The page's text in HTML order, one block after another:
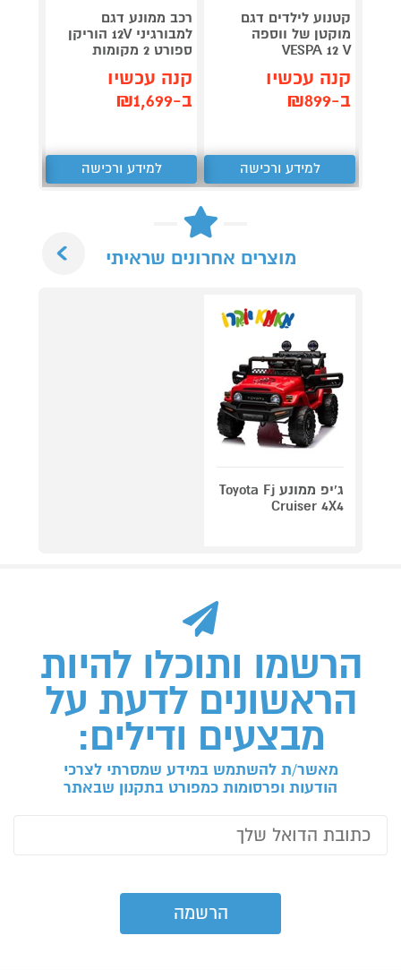
קטנוע לילדים דגם
מוקטן של ווספה
VESPA 12 V
קנה עכשיו
ב-₪899
למידע ורכישה
רכב ממונע דגם
למבורגיני 12V הוריקן
ספורט 2 מקומות
קנה עכשיו
ב-₪1,699
למידע ורכישה
מוצרים אחרונים שראיתי
ג'יפ ממונע Toyota Fj
Cruiser 4X4
הרשמו ותוכלו להיות
הראשונים לדעת על
מבצעים ודילים:
מאשר/ת להשתמש במידע שמסרתי לצרכי
הודעות ופרסומות כמפורט בתקנון שבאתר